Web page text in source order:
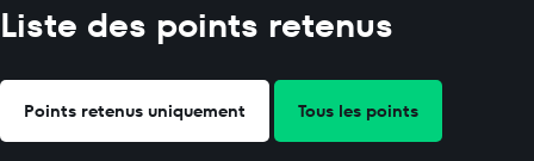
Liste des points retenus
Points retenus uniquement Tous les points